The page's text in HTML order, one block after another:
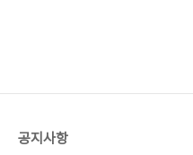
공지사항